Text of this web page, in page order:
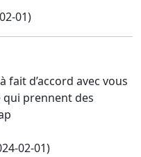
01)
fait d’accord avec vous
qui prennent des
02-01)